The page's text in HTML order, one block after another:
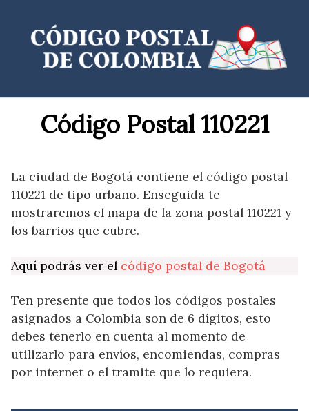
contenido
Código Postal 110221
La ciudad de Bogotá contiene el código postal
110221 de tipo urbano. Enseguida te
mostraremos el mapa de la zona postal 110221 y
los barrios que cubre.
Aquí podrás ver el código postal de Bogotá
Ten presente que todos los códigos postales
asignados a Colombia son de 6 dígitos, esto
debes tenerlo en cuenta al momento de
utilizarlo para envíos, encomiendas, compras
por internet o el tramite que lo requiera.